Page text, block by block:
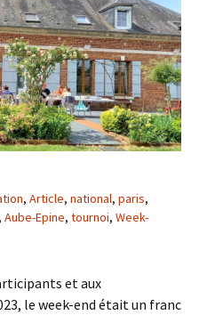
, Article, national, paris,
, Aube-Epine, tournoi, Week-
et aux
le week-end était un franc